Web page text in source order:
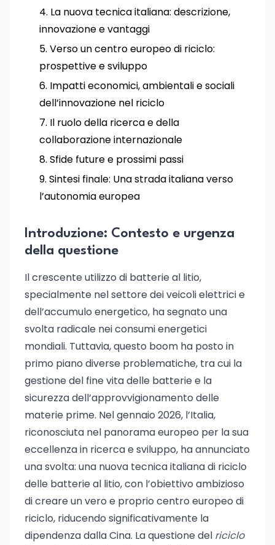
La nuova tecnica italiana: descrizione,
innovazione e vantaggi
Verso un centro europeo di riciclo:
prospettive e sviluppo
Impatti economici, ambientali e sociali
dell’innovazione nel riciclo
Il ruolo della ricerca e della
collaborazione internazionale
Sfide future e prossimi passi
Sintesi finale: Una strada italiana verso
l’autonomia europea
Introduzione: Contesto e urgenza
della questione
Il crescente utilizzo di batterie al litio,
specialmente nel settore dei veicoli elettrici e
dell’accumulo energetico, ha segnato una
svolta radicale nei consumi energetici
mondiali. Tuttavia, questo boom ha posto in
primo piano diverse problematiche, tra cui la
gestione del fine vita delle batterie e la
sicurezza dell’approvvigionamento delle
materie prime. Nel gennaio 2026, l’Italia,
riconosciuta nel panorama europeo per la sua
eccellenza in ricerca e sviluppo, ha annunciato
una svolta: una nuova tecnica italiana di riciclo
delle batterie al litio, con l’obiettivo ambizioso
di creare un vero e proprio centro europeo di
riciclo, riducendo significativamente la
dipendenza dalla Cina. La questione del riciclo